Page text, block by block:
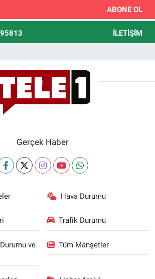
ABONE OL
İLETIŞIM
Gerçek Haber
Hava Durumu
Trafik Durumu
ve
Tüm Manşetler